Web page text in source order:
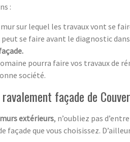
:
sur lequel les travaux vont se
se faire avant le diagnostic
.
pourra faire vos travaux de
société.
façade de
extérieurs, n’oubliez pas
que vous choisissez.